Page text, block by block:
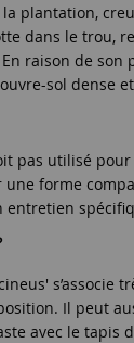
plantation,
dans le trou,
raison de son
sol dense
pas utilisé
forme
entretien
Il peut
avec le tapis